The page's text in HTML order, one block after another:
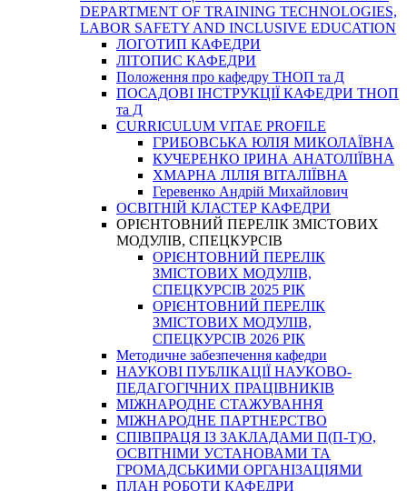
DEPARTMENT OF TRAINING TECHNOLOGIES,
LABOR SAFETY AND INCLUSIVE EDUCATION
ЛОГОТИП КАФЕДРИ
ЛІТОПИС КАФЕДРИ
Положення про кафедру ТНОП та Д
ПОСАДОВІ ІНСТРУКЦІЇ КАФЕДРИ ТНОП
та Д
CURRICULUM VITAE PROFILE
ГРИБОВСЬКА ЮЛІЯ МИКОЛАЇВНА
КУЧЕРЕНКО ІРИНА АНАТОЛІЇВНА
ХМАРНА ЛІЛІЯ ВІТАЛІЇВНА
Геревенко Андрій Михайлович
ОСВІТНІЙ КЛАСТЕР КАФЕДРИ
ОРІЄНТОВНИЙ ПЕРЕЛІК ЗМІСТОВИХ
МОДУЛІВ, СПЕЦКУРСІВ
ОРІЄНТОВНИЙ ПЕРЕЛІК
ЗМІСТОВИХ МОДУЛІВ,
СПЕЦКУРСІВ 2025 РІК
ОРІЄНТОВНИЙ ПЕРЕЛІК
ЗМІСТОВИХ МОДУЛІВ,
СПЕЦКУРСІВ 2026 РІК
Методичне забезпечення кафедри
НАУКОВІ ПУБЛІКАЦІЇ НАУКОВО-
ПЕДАГОГІЧНИХ ПРАЦІВНИКІВ
МІЖНАРОДНЕ СТАЖУВАННЯ
МІЖНАРОДНЕ ПАРТНЕРСТВО
СПІВПРАЦЯ ІЗ ЗАКЛАДАМИ П(П-Т)О,
ОСВІТНІМИ УСТАНОВАМИ ТА
ГРОМАДСЬКИМИ ОРГАНІЗАЦІЯМИ
ПЛАН РОБОТИ КАФЕДРИ